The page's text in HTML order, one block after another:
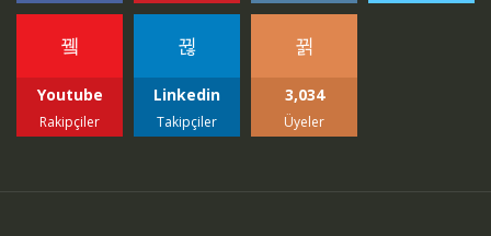
Youtube
Rakipçiler
Linkedin
Takipçiler
3,034
Üyeler